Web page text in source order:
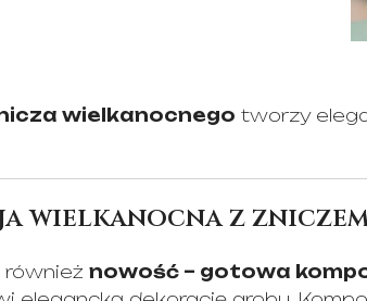
wielkanocnego tworzy
wielkanocna z zniczem
również nowość – gotowa